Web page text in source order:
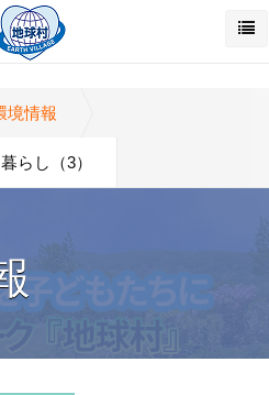
境情報
らし（3）